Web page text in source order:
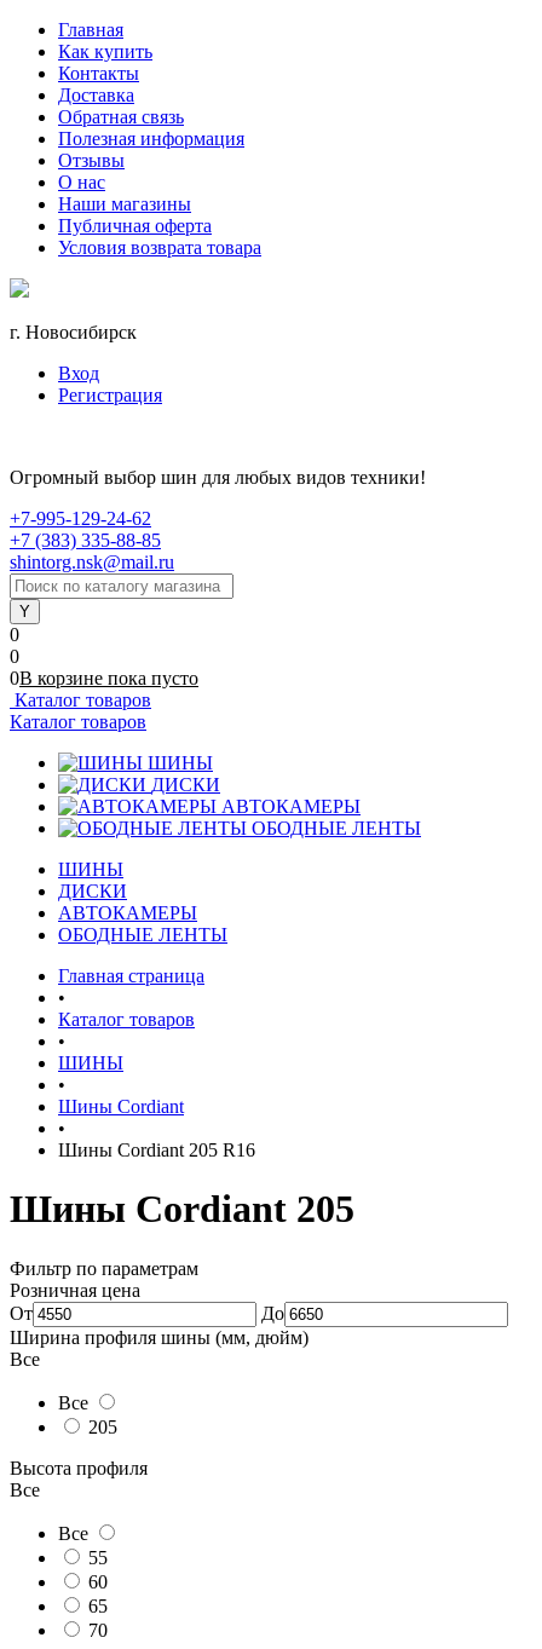
Главная
Как купить
Контакты
Доставка
Обратная связь
Полезная информация
Отзывы
О нас
Наши магазины
Публичная оферта
Условия возврата товара
г. Новосибирск
Вход
Регистрация
Огромный выбор шин для любых видов техники!
+7-995-129-24-62
+7 (383) 335-88-85
shintorg.nsk@mail.ru
0
0
0В корзине пока пусто
Каталог товаров
Каталог товаров
ШИНЫ
ДИСКИ
АВТОКАМЕРЫ
ОБОДНЫЕ ЛЕНТЫ
ШИНЫ
ДИСКИ
АВТОКАМЕРЫ
ОБОДНЫЕ ЛЕНТЫ
Главная страница
•
Каталог товаров
•
ШИНЫ
•
Шины Cordiant
•
Шины Cordiant 205 R16
Шины Cordiant 205
Фильтр по параметрам
Розничная цена
От
До
Ширина профиля шины (мм, дюйм)
Все
Все
205
Высота профиля
Все
Все
55
60
65
70